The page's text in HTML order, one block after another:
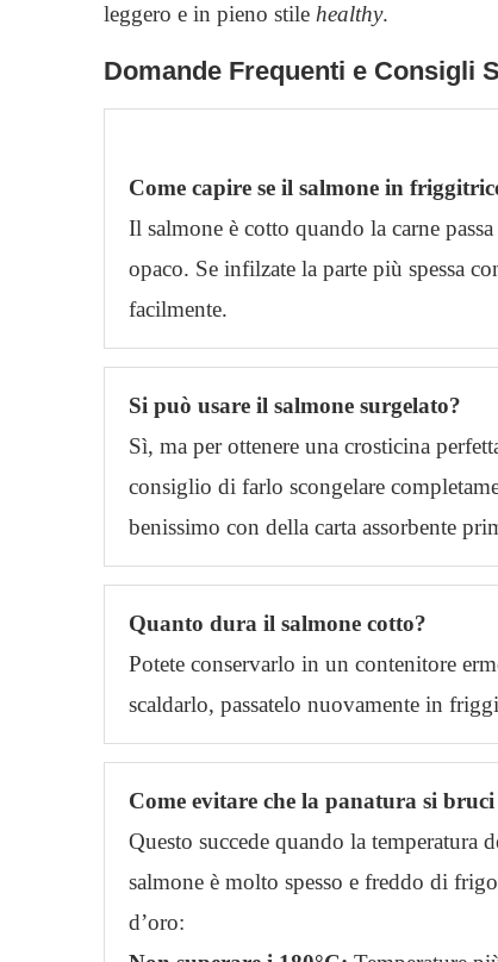
leggero e in pieno stile healthy.
Domande Frequenti e Consigli
Come capire se il salmone in
Il salmone è cotto quando la carne
opaco. Se infilzate la parte più spessa
facilmente.
Si può usare il salmone surgelato?
Sì, ma per ottenere una crosticina
consiglio di farlo scongelare
benissimo con della carta assorbente
Quanto dura il salmone cotto?
Potete conservarlo in un contenitore
scaldarlo, passatelo nuovamente in
Come evitare che la panatura si
Questo succede quando la
salmone è molto spesso e freddo di
d’oro: